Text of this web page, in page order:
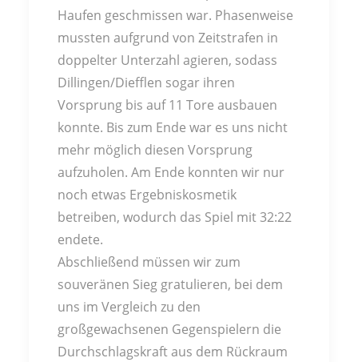
Haufen geschmissen war. Phasenweise
mussten aufgrund von Zeitstrafen in
doppelter Unterzahl agieren, sodass
Dillingen/Diefflen sogar ihren
Vorsprung bis auf 11 Tore ausbauen
konnte. Bis zum Ende war es uns nicht
mehr möglich diesen Vorsprung
aufzuholen. Am Ende konnten wir nur
noch etwas Ergebniskosmetik
betreiben, wodurch das Spiel mit 32:22
endete.
Abschließend müssen wir zum
souveränen Sieg gratulieren, bei dem
uns im Vergleich zu den
großgewachsenen Gegenspielern die
Durchschlagskraft aus dem Rückraum